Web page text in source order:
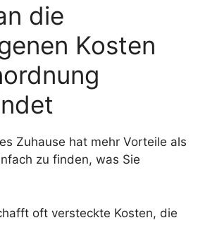
die
Kosten
Zuhause hat mehr Vorteile als
zu finden, was Sie
oft versteckte Kosten, die